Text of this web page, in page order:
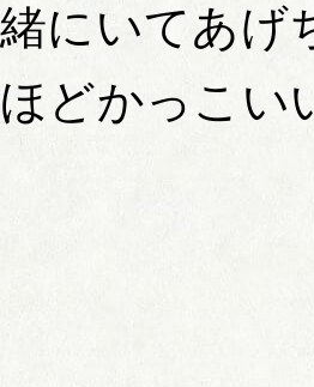
緒にいてあげ
ほどかっこい